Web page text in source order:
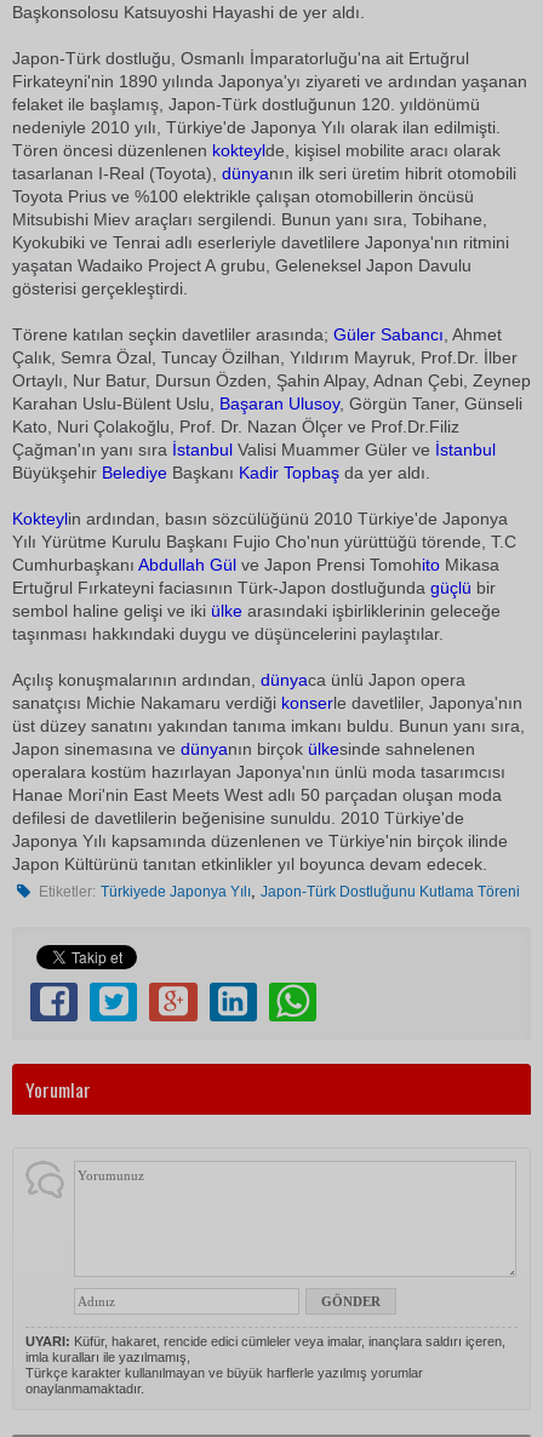
Başkonsolosu Katsuyoshi Hayashi de yer aldı.
Japon-Türk dostluğu, Osmanlı İmparatorluğu'na ait Ertuğrul
Firkateyni'nin 1890 yılında Japonya'yı ziyareti ve ardından yaşanan
felaket ile başlamış, Japon-Türk dostluğunun 120. yıldönümü
nedeniyle 2010 yılı, Türkiye'de Japonya Yılı olarak ilan edilmişti.
Tören öncesi düzenlenen kokteylde, kişisel mobilite aracı olarak
tasarlanan I-Real (Toyota), dünyanın ilk seri üretim hibrit otomobili
Toyota Prius ve %100 elektrikle çalışan otomobillerin öncüsü
Mitsubishi Miev araçları sergilendi. Bunun yanı sıra, Tobihane,
Kyokubiki ve Tenrai adlı eserleriyle davetlilere Japonya'nın ritmini
yaşatan Wadaiko Project A grubu, Geleneksel Japon Davulu
gösterisi gerçekleştirdi.
Törene katılan seçkin davetliler arasında; Güler Sabancı , Ahmet
Çalık, Semra Özal, Tuncay Özilhan, Yıldırım Mayruk, Prof.Dr. İlber
Ortaylı, Nur Batur, Dursun Özden, Şahin Alpay, Adnan Çebi, Zeynep
Karahan Uslu-Bülent Uslu, Başaran Ulusoy, Görgün Taner, Günseli
Kato, Nuri Çolakoğlu, Prof. Dr. Nazan Ölçer ve Prof.Dr.Filiz
Çağman'ın yanı sıra İstanbul Valisi Muammer Güler ve İstanbul
Büyükşehir Belediye Başkanı Kadir Topbaş da yer aldı.
Kokteylin ardından, basın sözcülüğünü 2010 Türkiye'de Japonya
Yılı Yürütme Kurulu Başkanı Fujio Cho'nun yürüttüğü törende, T.C
Cumhurbaşkanı Abdullah Gül ve Japon Prensi Tomohito Mikasa
Ertuğrul Fırkateyni faciasının Türk-Japon dostluğunda güçlü bir
sembol haline gelişi ve iki ülke arasındaki işbirliklerinin geleceğe
taşınması hakkındaki duygu ve düşüncelerini paylaştılar.
Açılış konuşmalarının ardından, dünyaca ünlü Japon opera
sanatçısı Michie Nakamaru verdiği konserle davetliler, Japonya'nın
üst düzey sanatını yakından tanıma imkanı buldu. Bunun yanı sıra,
Japon sinemasına ve dünyanın birçok ülkesinde sahnelenen
operalara kostüm hazırlayan Japonya'nın ünlü moda tasarımcısı
Hanae Mori'nin East Meets West adlı 50 parçadan oluşan moda
defilesi de davetlilerin beğenisine sunuldu. 2010 Türkiye'de
Japonya Yılı kapsamında düzenlenen ve Türkiye'nin birçok ilinde
Japon Kültürünü tanıtan etkinlikler yıl boyunca devam edecek.
Etiketler: Türkiyede Japonya Yılı,Japon-Türk Dostluğunu Kutlama Töreni
Yorumlar
UYARI: Küfür, hakaret, rencide edici cümleler veya imalar, inançlara saldırı içeren,
imla kuralları ile yazılmamış,
Türkçe karakter kullanılmayan ve büyük harflerle yazılmış yorumlar
onaylanmamaktadır.